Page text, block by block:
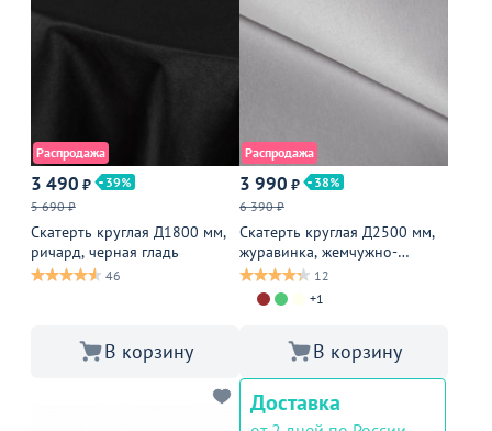
Распродажа
3 490 ₽
39
5 690 ₽
Скатерть круглая Д1800 мм,
ричард, черная гладь
46
В корзину
Распродажа
3 990 ₽
38
6 390 ₽
Скатерть круглая Д2500 мм,
журавинка, жемчужно-
серебристый
12
+1
В корзину
Доставка